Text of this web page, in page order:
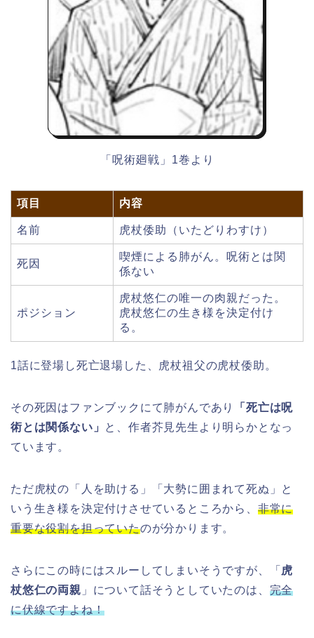
「呪術廻戦」1巻より
項目 内容
名前 虎杖倭助（いたどりわすけ）
死因
喫煙による肺がん。呪術とは関
係ない
ポジション
虎杖悠仁の唯一の肉親だった。
虎杖悠仁の生き様を決定付け
る。
1話に登場し死亡退場した、虎杖祖父の虎杖倭助。
その死因はファンブックにて肺がんであり
「死亡は呪
術とは関係ない」 と、作者芥見先生より明らかとなっ
ています。
ただ虎杖の「人を助ける」「大勢に囲まれて死ぬ」と
いう生き様を決定付けさせているところから、 非常に
重要な役割を担っていたのが分かります。
さらにこの時にはスルーしてしまいそうですが、「 虎
杖悠仁の両親 」について話そうとしていたのは、 完全
に伏線ですよね！